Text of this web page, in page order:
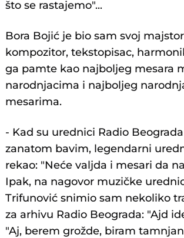
što se rastajemo"...
Bora Bojić je bio sam svoj
kompozitor, tekstopisac,
ga pamte kao najboljeg mesara
narodnjacima i najboljeg
mesarima.
- Kad su urednici Radio
zanatom bavim, legendarni
rekao: "Neće valjda i mesari da
Ipak, na nagovor muzičke
Trifunović snimio sam nekoliko
za arhivu Radio Beograda: "Ajd
"Aj, berem grožde, biram